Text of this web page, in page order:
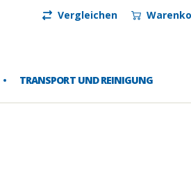
Vergleichen
TRANSPORT UND REINIGUNG